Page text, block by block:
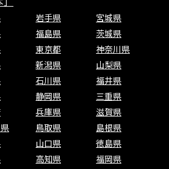
岩手県
宮城県
福島県
茨城県
東京都
神奈川県
新潟県
山梨県
石川県
福井県
静岡県
三重県
兵庫県
滋賀県
鳥取県
島根県
山口県
徳島県
高知県
福岡県